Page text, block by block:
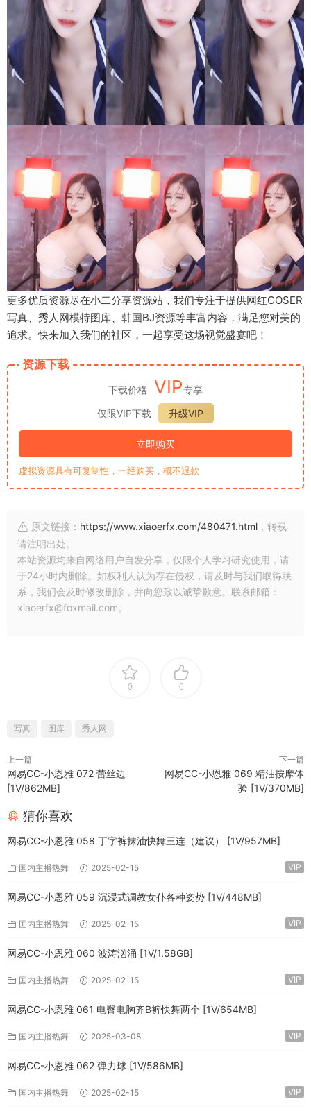
更多优质资源尽在小二分享资源站，我们专注于提供网红COSER
写真、秀人网模特图库、韩国BJ资源等丰富内容，满足您对美的
追求。快来加入我们的社区，一起享受这场视觉盛宴吧！
资源下载
下载价格 VIP专享
仅限VIP下载
升级VIP
立即购买
虚拟资源具有可复制性，一经购买，概不退款
原文链接： https://www.xiaoerfx.com/480471.html ，转载
请注明出处。
本站资源均来自网络用户自发分享，仅限个人学习研究使用，请
于24小时内删除。如权利人认为存在侵权，请及时与我们取得联
系，我们会及时修改删除，并向您致以诚挚歉意。联系邮箱：
xiaoerfx@foxmail.com。
0 0
写真 图库 秀人网
上一篇
网易CC-小恩雅 072 蕾丝边
[1V/862MB]
下一篇
网易CC-小恩雅 069 精油按摩体
验 [1V/370MB]
猜你喜欢
网易CC-小恩雅 058 丁字裤抹油快舞三连（建议） [1V/957MB]
国内主播热舞 2025-02-15 VIP
网易CC-小恩雅 059 沉浸式调教女仆各种姿势 [1V/448MB]
国内主播热舞 2025-02-15 VIP
网易CC-小恩雅 060 波涛汹涌 [1V/1.58GB]
国内主播热舞 2025-02-15 VIP
网易CC-小恩雅 061 电臀电胸齐B裤快舞两个 [1V/654MB]
国内主播热舞 2025-03-08 VIP
网易CC-小恩雅 062 弹力球 [1V/586MB]
国内主播热舞 2025-02-15 VIP